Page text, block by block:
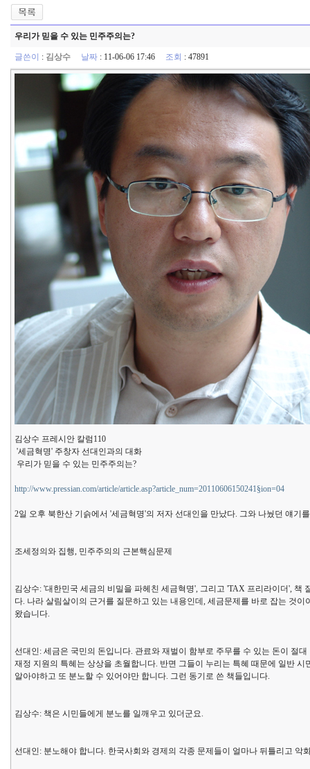
우리가 믿을 수 있는 민주주의는?
글쓴이 : 김상수 날짜 : 11-06-06 17:46 조회 : 47891
김상수 프레시안 칼럼110
'세금혁명' 주창자 선대인과의 대화
우리가 믿을 수 있는 민주주의는?
http://www.pressian.com/article/article.asp?article_num=20110606150241§ion=04
2일 오후 북한산 기슭에서 '세금혁명'의 저자 선대인을 만났다. 그와 나눴던 얘기
조세정의와 집행, 민주주의의 근본핵심문제
김상수: '대한민국 세금의 비밀을 파헤친 세금혁명', 그리고 'TAX 프리라이더',
다. 나라 살림살이의 근거를 질문하고 있는 내용인데, 세금문제를 바로 잡는 것
왔습니다.
선대인: 세금은 국민의 돈입니다. 관료와 재벌이 함부로 주무를 수 있는 돈이 절
재정 지원의 특혜는 상상을 초월합니다. 반면 그들이 누리는 특혜 때문에 일반
알아야하고 또 분노할 수 있어야만 합니다. 그런 동기로 쓴 책들입니다.
김상수: 책은 시민들에게 분노를 일깨우고 있더군요.
선대인: 분노해야 합니다. 한국사회와 경제의 각종 문제들이 얼마나 뒤틀리고